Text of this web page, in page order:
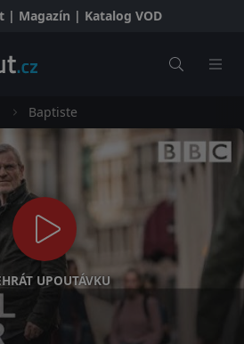
| Magazín | Katalog VOD
Baptiste
UPOUTÁVKU